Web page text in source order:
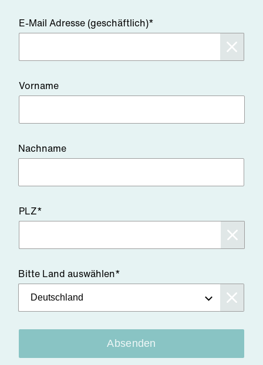
E-Mail Adresse (geschäftlich)*
Vorname
Nachname
PLZ*
Bitte Land auswählen*
Absenden